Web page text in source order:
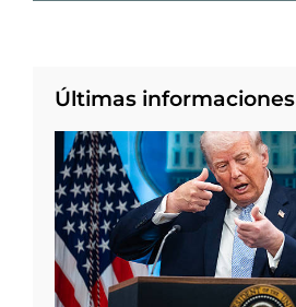
Últimas informaciones